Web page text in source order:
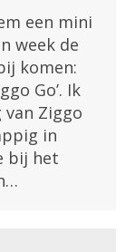
een mini
week de
komen:
Go’. Ik
Ziggo
in
bij het